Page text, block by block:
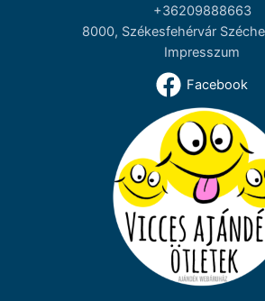
+36209888663
8000, Székesfehérvár
Impresszum
Facebook